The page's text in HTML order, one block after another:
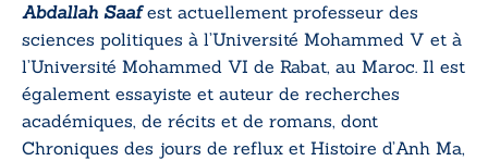
Abdallah Saafest actuellement professeur des
sciences politiques à l’Université Mohammed V et à
l’Université Mohammed VI de Rabat, au Maroc. Il est
également essayiste et auteur de recherches
académiques, de récits et de romans, dont
Chroniques des jours de reflux et Histoire d’Anh Ma,